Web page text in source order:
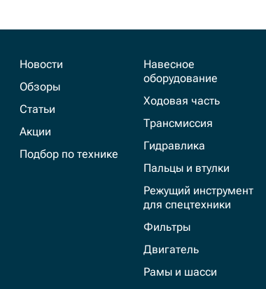
Новости
Обзоры
Статьи
Акции
Подбор по технике
Навесное
оборудование
Ходовая часть
Трансмиссия
Гидравлика
Пальцы и втулки
Режущий инструмент
для спецтехники
Фильтры
Двигатель
Рамы и шасси